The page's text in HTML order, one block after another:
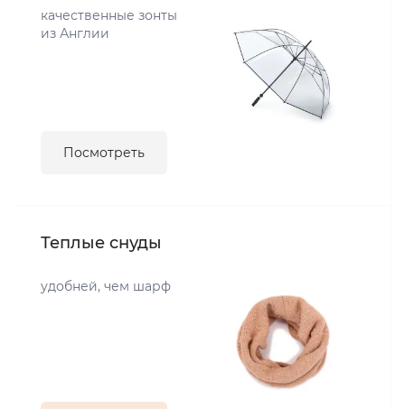
качественные зонты
из Англии
Посмотреть
Теплые снуды
удобней, чем шарф